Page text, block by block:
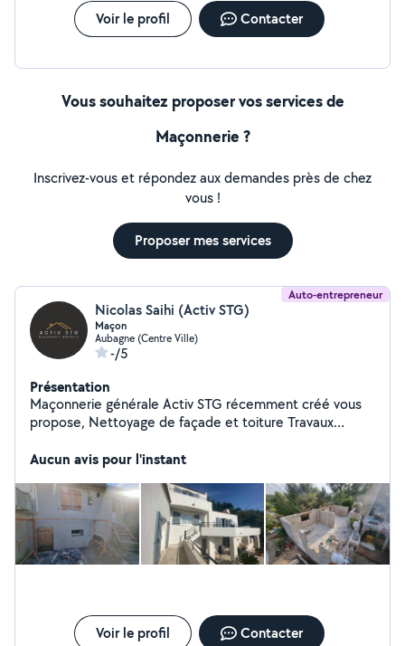
Voir le profil Contacter
Vous souhaitez proposer vos services de
Maçonnerie ?
Inscrivez-vous et répondez aux demandes près de chez
vous !
Proposer mes services
Auto-entrepreneur
Nicolas Saihi (Activ STG)
Maçon
Aubagne (Centre Ville)
-/5
Présentation
Maçonnerie générale Activ STG récemment créé vous
propose, Nettoyage de façade et toiture Travaux
Traitement de fissures Enduit Devis gratuit Nous
garantissons un travail de qualité
Aucun avis pour l'instant
Voir le profil Contacter